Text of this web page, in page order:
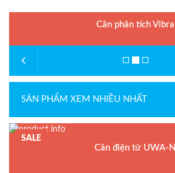
Cân phân tích Vibra
SẢN PHẨM XEM NHIỀU NHẤT
SALE
Cân điện tử UWA-N